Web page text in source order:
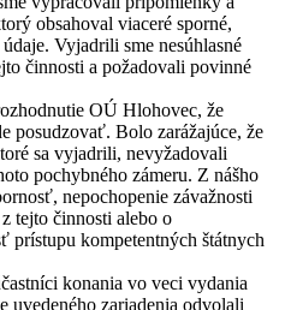
obsahoval viaceré sporné,
Vyjadrili sme nesúhlasné
činnosti a požadovali povinné
OÚ Hlohovec, že
posudzovať. Bolo zarážajúce, že
sa vyjadrili, nevyžadovali
pochybného zámeru. Z nášho
nepochopenie závažnosti
tejto činnosti alebo o
prístupu kompetentných štátnych
konania vo veci vydania
uvedeného zariadenia odvolali